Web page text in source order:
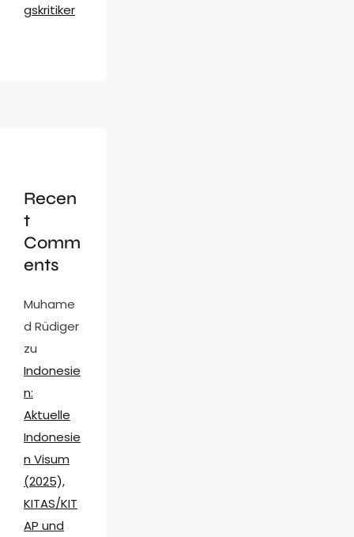
gskritiker
Recen
t
Comm
ents
Muhame
d Rüdiger
zu
Indonesie
n:
Aktuelle
Indonesie
n Visum
(2025),
KITAS/KIT
AP und